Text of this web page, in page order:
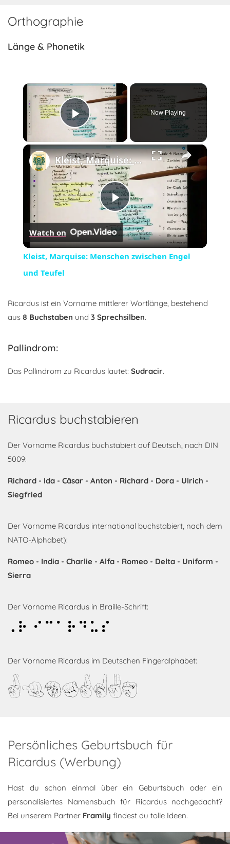
Orthographie
Länge & Phonetik
×
Play Video
Now Playing
×
Play
Video
Kleist, Marquise: Menschen zwischen Engel und Teufel
Watch on
Kleist, Marquise: Menschen zwischen Engel
und Teufel
Ricardus ist ein Vorname mittlerer Wortlänge, bestehend
aus 8 Buchstaben und 3 Sprechsilben.
Pallindrom:
Das Pallindrom zu Ricardus lautet: Sudracir.
Ricardus buchstabieren
Der Vorname Ricardus buchstabiert auf Deutsch, nach DIN
5009:
Richard - Ida - Cäsar - Anton - Richard - Dora - Ulrich -
Siegfried
Der Vorname Ricardus international buchstabiert, nach dem
NATO-Alphabet):
Romeo - India - Charlie - Alfa - Romeo - Delta - Uniform -
Sierra
Der Vorname Ricardus in Braille-Schrift:
Ricardus
Der Vorname Ricardus im Deutschen Fingeralphabet:
Ricardus
Persönliches Geburtsbuch für
Ricardus (Werbung)
Hast du schon einmal über ein Geburtsbuch oder ein
personalisiertes Namensbuch für Ricardus nachgedacht?
Bei unserem Partner Framily findest du tolle Ideen.